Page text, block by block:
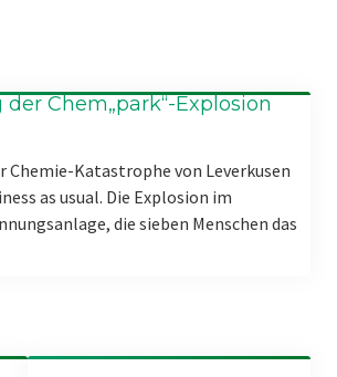
Chem„park“-Explosion
Chemie-Katastrophe von Leverkusen
as usual. Die Explosion im
die sieben Menschen das